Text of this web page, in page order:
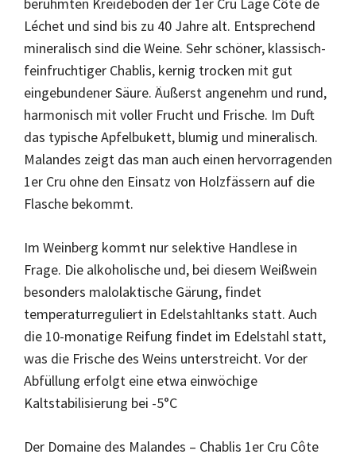
Léchet und sind bis zu 40 Jahre alt. Entsprechend
mineralisch sind die Weine. Sehr schöner, klassisch-
feinfruchtiger Chablis, kernig trocken mit gut
eingebundener Säure. Äußerst angenehm und rund,
harmonisch mit voller Frucht und Frische. Im Duft
das typische Apfelbukett, blumig und mineralisch.
Malandes zeigt das man auch einen hervorragenden
1er Cru ohne den Einsatz von Holzfässern auf die
Flasche bekommt.
Im Weinberg kommt nur selektive Handlese in
Frage. Die alkoholische und, bei diesem Weißwein
besonders malolaktische Gärung, findet
temperaturreguliert in Edelstahltanks statt. Auch
die 10-monatige Reifung findet im Edelstahl statt,
was die Frische des Weins unterstreicht. Vor der
Abfüllung erfolgt eine etwa einwöchige
Kaltstabilisierung bei -5°C
Der Domaine des Malandes – Chablis 1er Cru Côte